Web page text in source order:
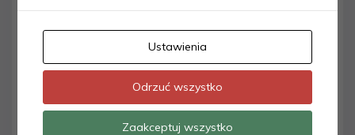
pewnością będzie on traktował o obowiązkowych
posiłkujemy się wiedzą, która została udostępniona
przez autora po wejściu w życie ustawy
deregulacyjnej, znalezione informacje będą zgoła
odmienne i to również należy mieć na uwadze
sprawdzając poszczególne źródła.
Ustawienia
Odrzuć wszystko
Zaakceptuj wszystko